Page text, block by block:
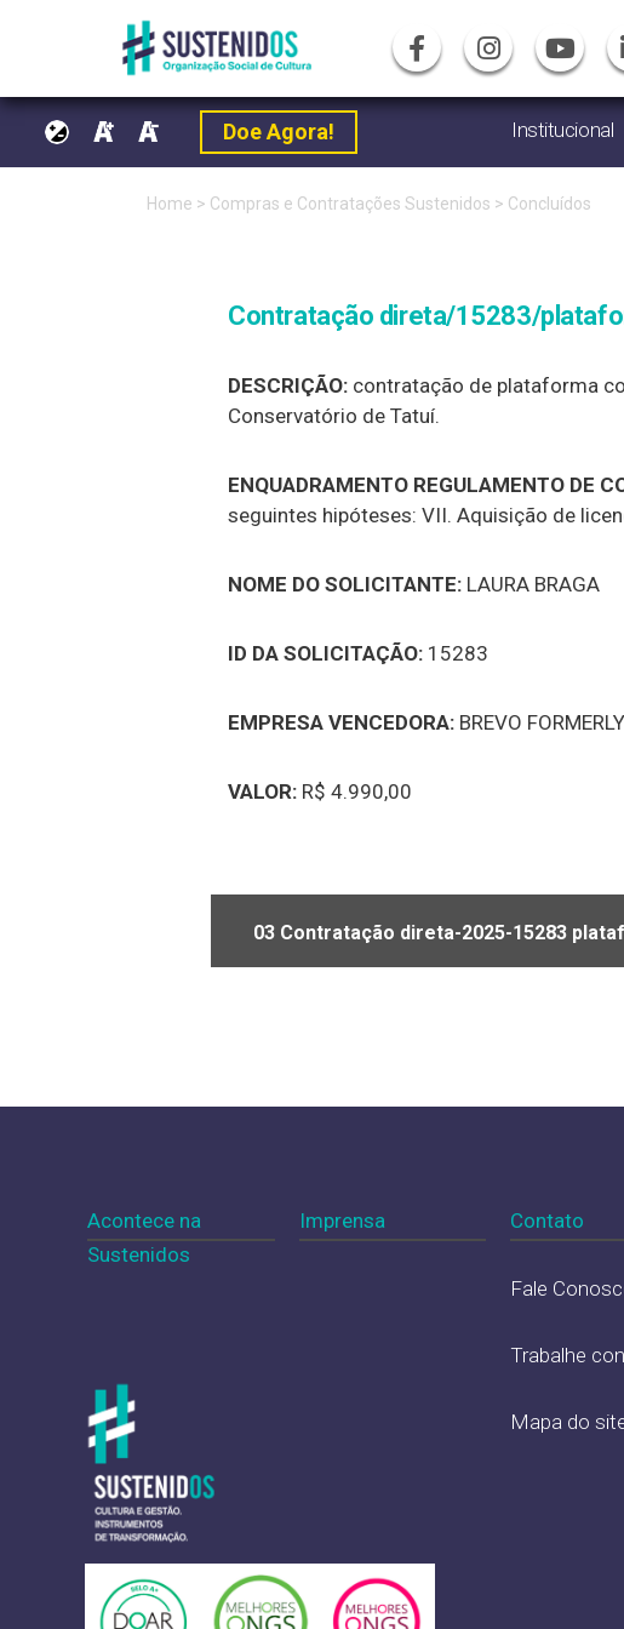
Institucional
Doe Agora!
Home > Compras e Contratações Sustenidos > Concluídos
Contratação direta/15283/
DESCRIÇÃO: contratação de plataforma
Conservatório de Tatuí.
ENQUADRAMENTO REGULAMENTO DE
seguintes hipóteses: VII. Aquisição de
NOME DO SOLICITANTE: LAURA BRAGA
ID DA SOLICITAÇÃO: 15283
EMPRESA VENCEDORA: BREVO
VALOR: R$ 4.990,00
03 Contratação direta-2025-15283
Acontece na
Sustenidos
Imprensa Contato
Fale
Trabalhe
Mapa do